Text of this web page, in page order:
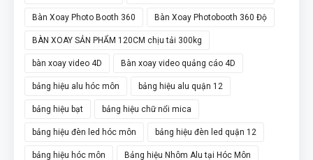
Bàn Xoay Photo Booth 360 Bàn Xoay Photobooth 360 Độ
BÀN XOAY SẢN PHẨM 120CM chịu tải 300kg
bàn xoay video 4D Bàn xoay video quảng cáo 4D
bảng hiệu alu hóc môn bảng hiệu alu quận 12
bảng hiệu bạt bảng hiệu chữ nổi mica
bảng hiệu đèn led hóc môn bảng hiệu đèn led quận 12
bảng hiệu hóc môn Bảng hiệu Nhôm Alu tại Hóc Môn